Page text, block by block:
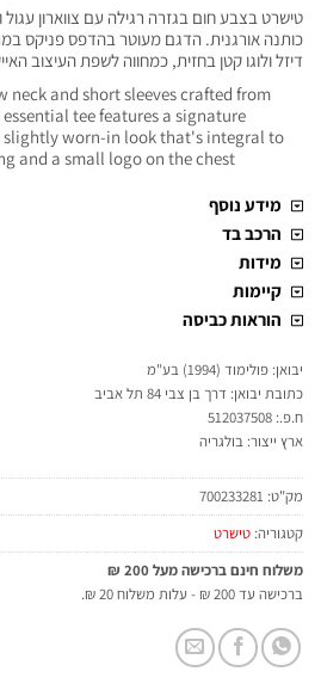
טישרט בצבע חום בגזרה רגילה עם צווארון עגול
כותנה אורגנית. הדגם מעוטר בהדפס פניקס
דיזל ולוגו קטן בחזית, כמחווה לשפת העיצוב
neck and short sleeves crafted from
tee features a signature
worn-in look that's integral to
and a small logo on the chest
מידע נוסף
הרכב בד
מידות
קיימות
הוראות כביסה
יבואן: פולימוד (1994) בע"מ
כתובת יבואן: דרך בן צבי 84 תל אביב
ח.פ.: 512037508
ארץ ייצור: בולגריה
מק"ט: 700233281
קטגוריה: טישרט
משלוח חינם ברכישה מעל 200 ₪
ברכישה עד 200 ₪ - עלות משלוח 20 ₪.